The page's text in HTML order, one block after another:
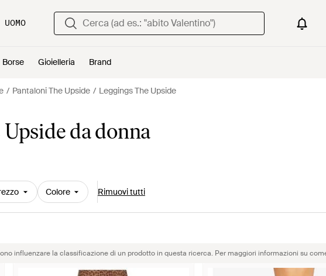
UOMO
Borse Gioielleria Brand
Pantaloni The Upside Leggings The Upside
da donna
Colore Rimuovi tutti
influenzare la classificazione di un prodotto in questa ricerca. Per maggiori informazioni su